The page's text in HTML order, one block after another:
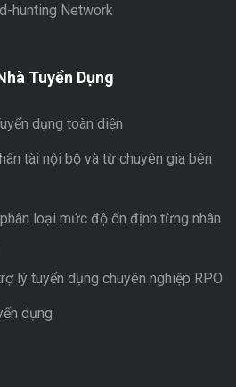
hunting Network
Tuyển Dụng
dụng toàn diện
tài nội bộ và từ chuyên gia bên
loại mức độ ổn định từng nhân
lý tuyển dụng chuyên nghiệp RPO
dụng